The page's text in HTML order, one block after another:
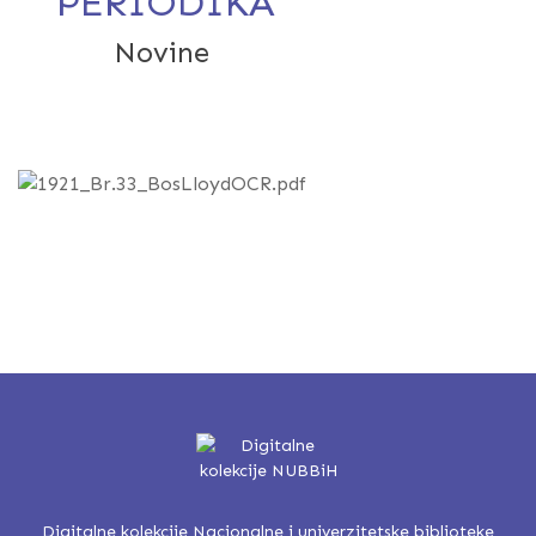
pretražili
Download
Novine
Digitalne kolekcije Nacionalne i univerzitetske biblioteke